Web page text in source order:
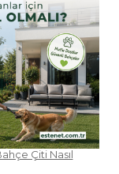
Çiti Nasıl